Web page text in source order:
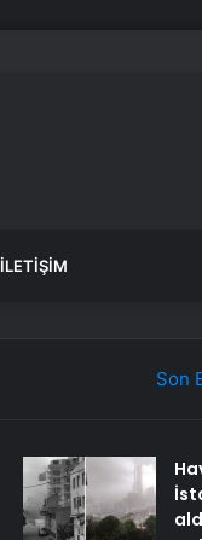
İLETIŞIM
Son